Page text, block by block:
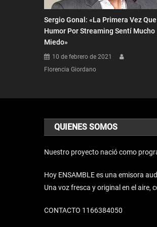
Sergio Gonal: «La Primera Vez
Humor Por Streaming Sentí Mucho
Miedo»
10 de febrero de 2021
Florencia Giordano
QUIENES SOMOS
Nuestro proyecto nació como
Hoy ENSAMBLE es una emisora
Una voz fresca y original en el
CONTACTO 1166384050